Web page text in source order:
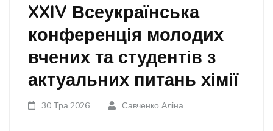
XXIV Всеукраїнська
конференція молодих
вчених та студентів з
актуальних питань хімії
30 Тра,2026 Савченко Аліна